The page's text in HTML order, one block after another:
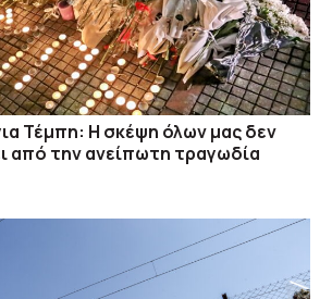
Τέμπη: Η σκέψη όλων μας δεν
από την ανείπωτη τραγωδία